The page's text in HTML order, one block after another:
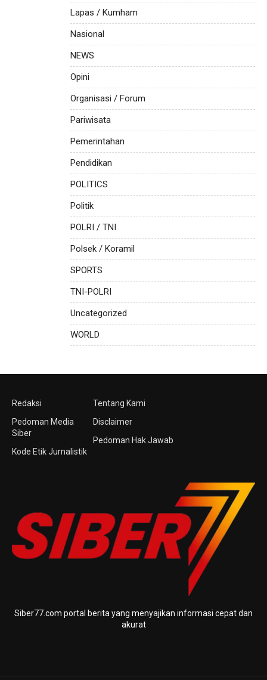
Lapas / Kumham
Nasional
NEWS
Opini
Organisasi / Forum
Pariwisata
Pemerintahan
Pendidikan
POLITICS
Politik
POLRI / TNI
Polsek / Koramil
SPORTS
TNI-POLRI
Uncategorized
WORLD
Redaksi
Pedoman Media
Siber
Kode Etik Jurnalistik
Tentang Kami
Disclaimer
Pedoman Hak Jawab
Siber77.com portal berita yang menyajikan informasi cepat dan
akurat